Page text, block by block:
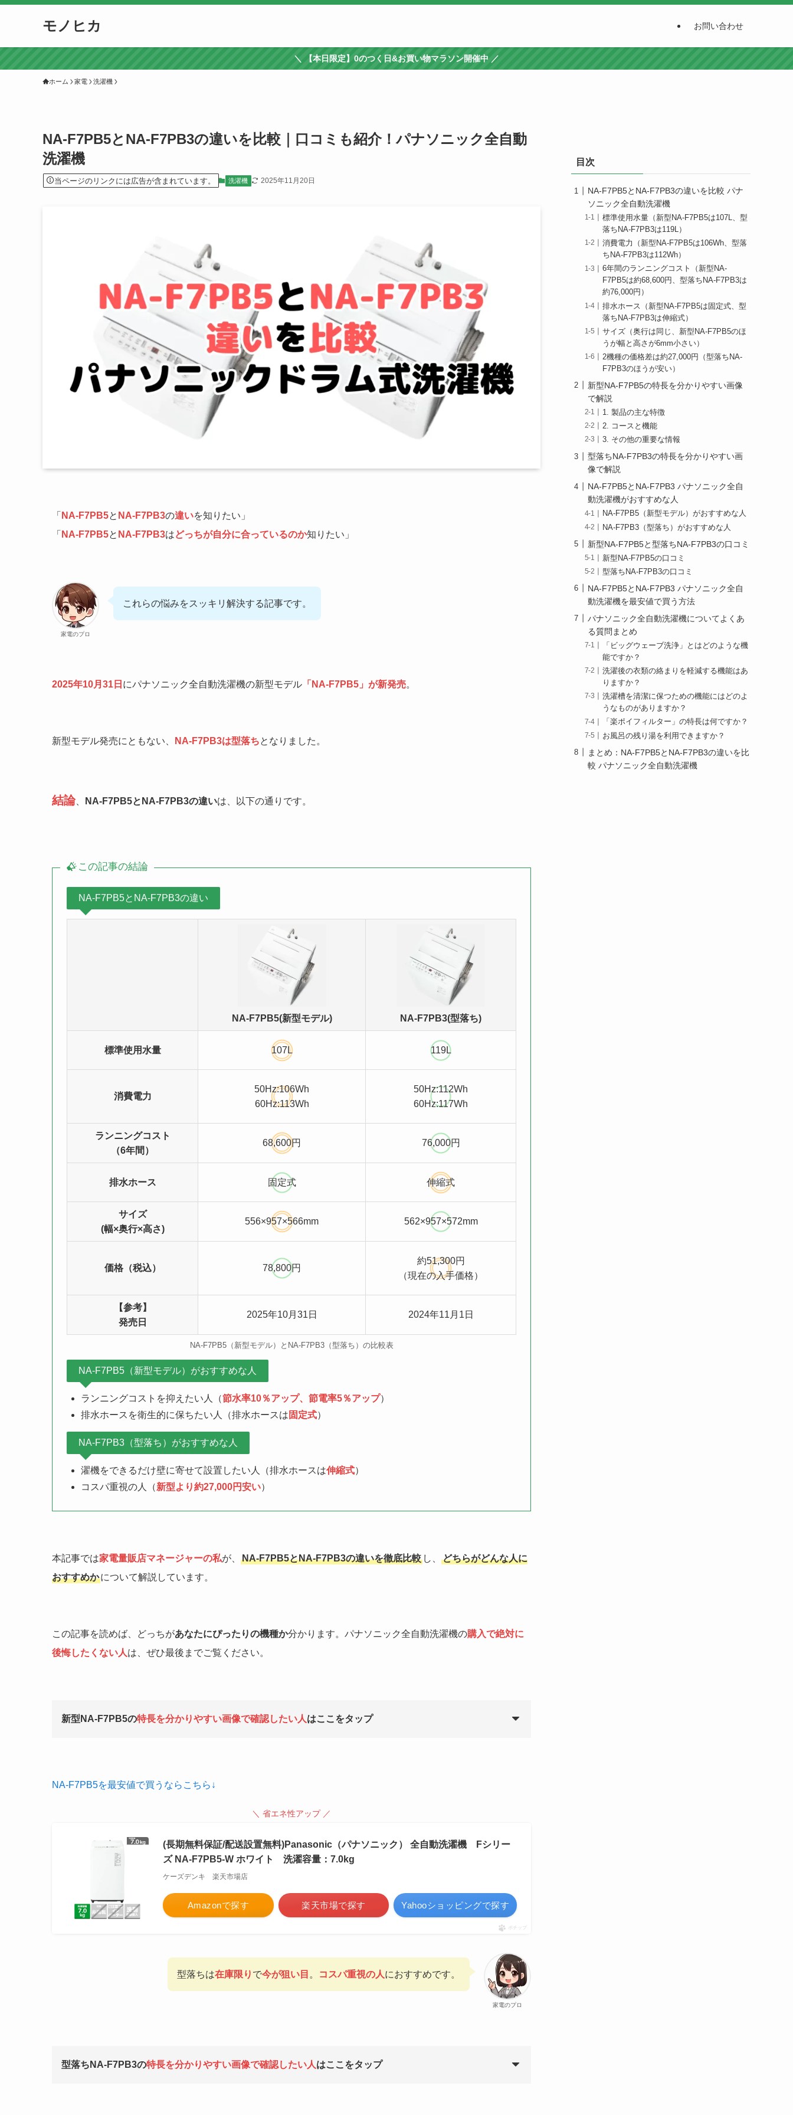
モノヒカ お問い合わせ
＼ 【本日限定】0のつく日&お買い物マラソン開催中 ／
ホーム 家電 洗濯機
NA-F7PB5とNA-F7PB3の違いを比較｜口コミも紹介！パナソニック全自動
洗濯機
当ページのリンクには広告が含まれています。 洗濯機 2025年11月20日
「 NA-F7PB5と NA-F7PB3の違いを知りたい」
「 NA-F7PB5と NA-F7PB3はどっちが自分に合っているのか知りたい」
家電のプロ
これらの悩みをスッキリ解決する記事です。
2025年10月31日 にパナソニック全自動洗濯機の新型モデル 「NA-F7PB5」が新発売。
新型モデル発売にともない、 NA-F7PB3は型落ちとなりました。
結論、 NA-F7PB5とNA-F7PB3の違いは、以下の通りです。
この記事の結論
NA-F7PB5とNA-F7PB3の違い
NA-F7PB5(新型モデル) NA-F7PB3(型落ち)
標準使用水量 107L 119L
消費電力
50Hz:106Wh
60Hz:113Wh
50Hz:112Wh
60Hz:117Wh
ランニングコスト
（6年間）
68,600円 76,000円
排水ホース 固定式 伸縮式
サイズ
(幅×奥行×高さ)
556×957×566mm 562×957×572mm
価格（税込） 78,800円
約51,300円
（現在の入手価格）
【参考】
発売日
2025年10月31日 2024年11月1日
NA-F7PB5（新型モデル）とNA-F7PB3（型落ち）の比較表
NA-F7PB5（新型モデル）がおすすめな人
ランニングコストを抑えたい人（節水率10％アップ、節電率5％アップ）
排水ホースを衛生的に保ちたい人（排水ホースは 固定式）
NA-F7PB3（型落ち）がおすすめな人
濯機をできるだけ壁に寄せて設置したい人（排水ホースは伸縮式）
コスパ重視の人（新型より約27,000円安い）
本記事では家電量販店マネージャーの私が、 NA-F7PB5とNA-F7PB3の違いを徹底比較 し、
どちらがどんな人に
おすすめかについて解説しています。
この記事を読めば、どっちがあなたにぴったりの機種か分かります。パナソニック全自動洗濯機の購入で絶対に
後悔したくない人は、ぜひ最後までご覧ください。
新型NA-F7PB5の特長を分かりやすい画像で確認したい人はここをタップ
NA-F7PB5を最安値で買うならこちら↓
＼ 省エネ性アップ ／
(長期無料保証/配送設置無料)Panasonic（パナソニック） 全自動洗濯機 Fシリー
ズ NA-F7PB5-W ホワイト 洗濯容量：7.0kg
ケーズデンキ 楽天市場店
Amazonで探す 楽天市場で探す Yahooショッピングで探す
ポチップ
家電のプロ
型落ちは在庫限り で今が狙い目 。 コスパ重視の人におすすめです。
型落ちNA-F7PB3の特長を分かりやすい画像で確認したい人はここをタップ
目次
NA-F7PB5とNA-F7PB3の違いを比較 パナ
ソニック全自動洗濯機
標準使用水量（新型NA-F7PB5は107L、型
落ちNA-F7PB3は119L）
消費電力（新型NA-F7PB5は106Wh、型落
ちNA-F7PB3は112Wh）
6年間のランニングコスト（新型NA-
F7PB5は約68,600円、型落ちNA-F7PB3は
約76,000円）
排水ホース（新型NA-F7PB5は固定式、型
落ちNA-F7PB3は伸縮式）
サイズ（奥行は同じ、新型NA-F7PB5のほ
うが幅と高さが6mm小さい）
2機種の価格差は約27,000円（型落ちNA-
F7PB3のほうが安い）
新型NA-F7PB5の特長を分かりやすい画像
で解説
1. 製品の主な特徴
2. コースと機能
3. その他の重要な情報
型落ちNA-F7PB3の特長を分かりやすい画
像で解説
NA-F7PB5とNA-F7PB3 パナソニック全自
動洗濯機がおすすめな人
NA-F7PB5（新型モデル）がおすすめな人
NA-F7PB3（型落ち）がおすすめな人
新型NA-F7PB5と型落ちNA-F7PB3の口コミ
新型NA-F7PB5の口コミ
型落ちNA-F7PB3の口コミ
NA-F7PB5とNA-F7PB3 パナソニック全自
動洗濯機を最安値で買う方法
パナソニック全自動洗濯機についてよくあ
る質問まとめ
「ビッグウェーブ洗浄」とはどのような機
能ですか？
洗濯後の衣類の絡まりを軽減する機能はあ
りますか？
洗濯槽を清潔に保つための機能にはどのよ
うなものがありますか？
「楽ポイフィルター」の特長は何ですか？
お風呂の残り湯を利用できますか？
まとめ：NA-F7PB5とNA-F7PB3の違いを比
較 パナソニック全自動洗濯機